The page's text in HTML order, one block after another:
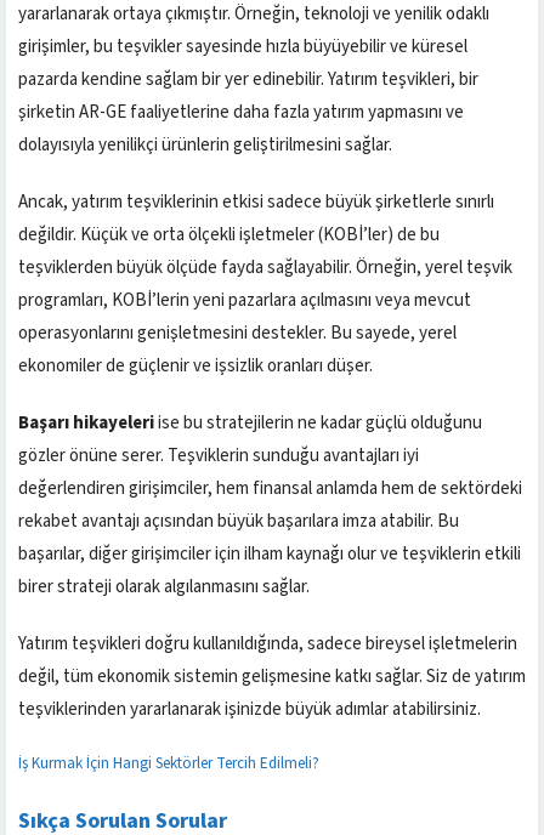
yararlanarak ortaya çıkmıştır. Örneğin, teknoloji ve yenilik odaklı
girişimler, bu teşvikler sayesinde hızla büyüyebilir ve küresel
pazarda kendine sağlam bir yer edinebilir. Yatırım teşvikleri, bir
şirketin AR-GE faaliyetlerine daha fazla yatırım yapmasını ve
dolayısıyla yenilikçi ürünlerin geliştirilmesini sağlar.
Ancak, yatırım teşviklerinin etkisi sadece büyük şirketlerle sınırlı
değildir. Küçük ve orta ölçekli işletmeler (KOBİ’ler) de bu
teşviklerden büyük ölçüde fayda sağlayabilir. Örneğin, yerel teşvik
programları, KOBİ’lerin yeni pazarlara açılmasını veya mevcut
operasyonlarını genişletmesini destekler. Bu sayede, yerel
ekonomiler de güçlenir ve işsizlik oranları düşer.
Başarı hikayeleriise bu stratejilerin ne kadar güçlü olduğunu
gözler önüne serer. Teşviklerin sunduğu avantajları iyi
değerlendiren girişimciler, hem finansal anlamda hem de sektördeki
rekabet avantajı açısından büyük başarılara imza atabilir. Bu
başarılar, diğer girişimciler için ilham kaynağı olur ve teşviklerin etkili
birer strateji olarak algılanmasını sağlar.
Yatırım teşvikleri doğru kullanıldığında, sadece bireysel işletmelerin
değil, tüm ekonomik sistemin gelişmesine katkı sağlar. Siz de yatırım
teşviklerinden yararlanarak işinizde büyük adımlar atabilirsiniz.
İş Kurmak İçin Hangi Sektörler Tercih Edilmeli?
Sıkça Sorulan Sorular